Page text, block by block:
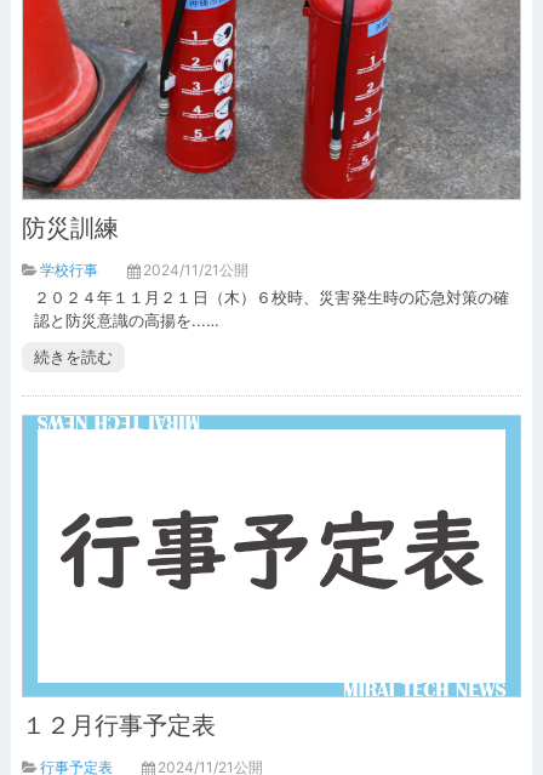
防災訓練
学校行事
2024/11/21公開
２０２４年１１月２１日（木）６校時、災害発生時の応急対策の確
認と防災意識の高揚を...…
続きを読む
１２月行事予定表
行事予定表 2024/11/21公開